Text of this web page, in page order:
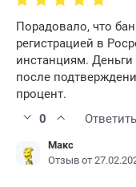
Порадовало, что
регистрацией в
инстанциям.
после
процент.
0
Ответить
Макс
Отзыв от